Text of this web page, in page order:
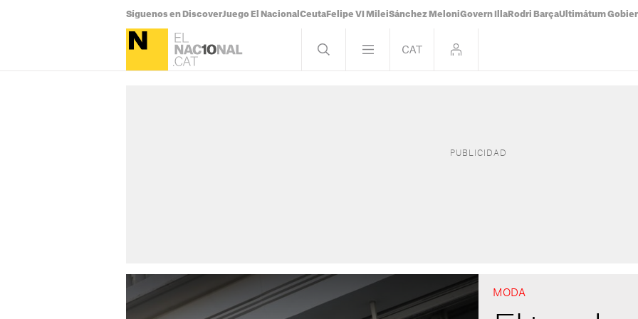
Síguenos en DiscoverJuego El Nacional Ceuta Felipe VI MileiSánchez MeloniGovern Illa Rodri BarçaUltimátum
MODA